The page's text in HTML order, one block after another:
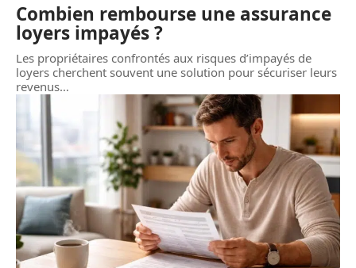
Combien rembourse une assurance
loyers impayés ?
Les propriétaires confrontés aux risques d’impayés de
loyers cherchent souvent une solution pour sécuriser leurs
revenus…